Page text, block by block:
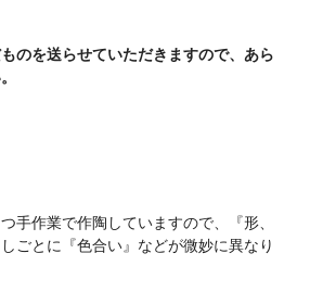
のを送らせていただきますので、あら
手作業で作陶していますので、『形、
ごとに『色合い』などが微妙に異なり